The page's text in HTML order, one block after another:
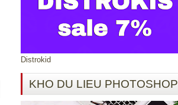
Distrokid
KHO DU LIEU PHOTOSHOP